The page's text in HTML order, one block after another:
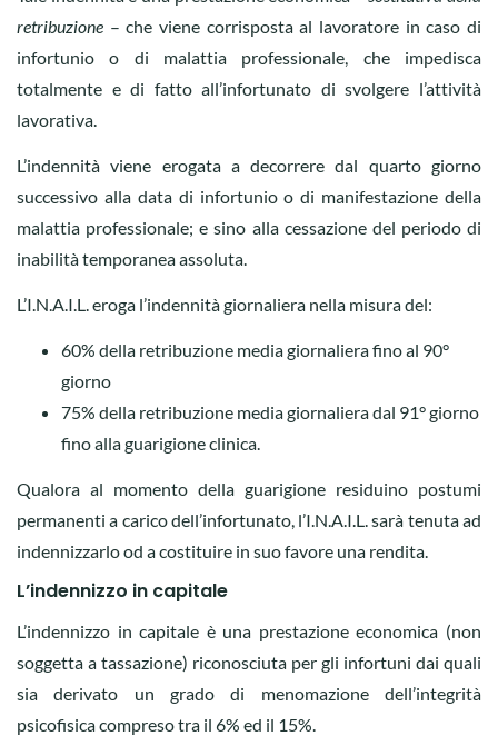
retribuzione – che viene corrisposta al lavoratore in caso di
infortunio o di malattia professionale, che impedisca
totalmente e di fatto all’infortunato di svolgere l’attività
lavorativa.
L’indennità viene erogata a decorrere dal quarto giorno
successivo alla data di infortunio o di manifestazione della
malattia professionale; e sino alla cessazione del periodo di
inabilità temporanea assoluta.
L’I.N.A.I.L. eroga l’indennità giornaliera nella misura del:
60% della retribuzione media giornaliera fino al 90°
giorno
75% della retribuzione media giornaliera dal 91° giorno
fino alla guarigione clinica.
Qualora al momento della guarigione residuino postumi
permanenti a carico dell’infortunato, l’I.N.A.I.L. sarà tenuta ad
indennizzarlo od a costituire in suo favore una rendita.
L’indennizzo in capitale
L’indennizzo in capitale è una prestazione economica (non
soggetta a tassazione) riconosciuta per gli infortuni dai quali
sia derivato un grado di menomazione dell’integrità
psicofisica compreso tra il 6% ed il 15%.